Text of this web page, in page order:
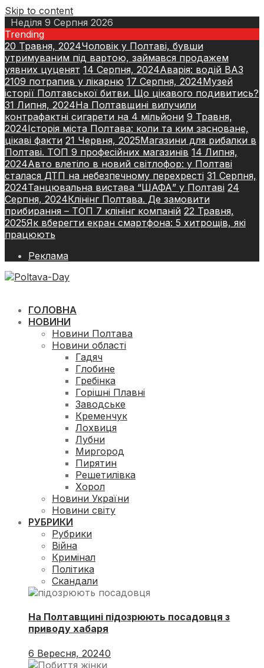
Skip to content
Неділя 9 Серпня 2026
Trending
20 Травня, 2024Чоловік у Полтаві, бувши
утримуваним під вартою, займався продажем
уявних цуценят 14 Серпня, 2024Аварія: водій ВАЗ
2109 потрапив у лікарню 17 Серпня, 2024Музей
історії Полтавської битви. Що цікавого подивитись?
31 Липня, 2024На Полтавщині вилучили
контрафактні сигарети на 4 мільйони 9 Травня,
2024Історія міста Полтава: коли та ким засноване,
цікаві факти 21 Червня, 2025Магазини для рибалки в
Полтаві. ТОП 9 професійних магазинів 14 Липня,
2024Авто влетіло в новий світлофор: у Полтаві
сталася ДТП на небезпечному перехресті 31 Серпня,
2024Танцювальна вистава “ШАФА” у Полтаві 24
Серпня, 2024Клінінг Полтава. Де замовити
прибирання – ТОП 7 клінінг компаній 22 Травня,
2025Як вберегти екран смартфона: 5 хитрощів, які
працюють
Реклама
ГОЛОВНА
НОВИНИ
Новини Полтава
Новини області
Гадяч
Глобине
Гребінка
Горішні Плавні
Заводське
Кременчук
Лохвиця
Лубни
Миргород
Пирятин
Решетилівка
Хорол
Новини України
Новини світу
РУБРИКИ
Рубрики
Війна
Кримінал
Політика
Скандали
На Полтавщині підозрюють посадовця з
приводу хабаря
6 Вересня, 20240